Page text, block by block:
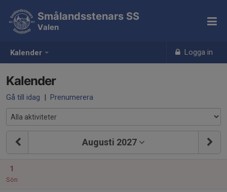
Kalender Logga in
Smålandsstenars SS
Valen
Kalender
Gå till idag | Prenumerera
Augusti 2027
1
Sön